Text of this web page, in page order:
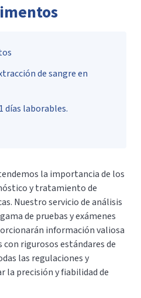
de sangre en
días laborables.
la importancia de los
y tratamiento de
Nuestro servicio de análisis
de pruebas y exámenes
información valiosa
rigurosos estándares de
las regulaciones y
la precisión y fiabilidad de